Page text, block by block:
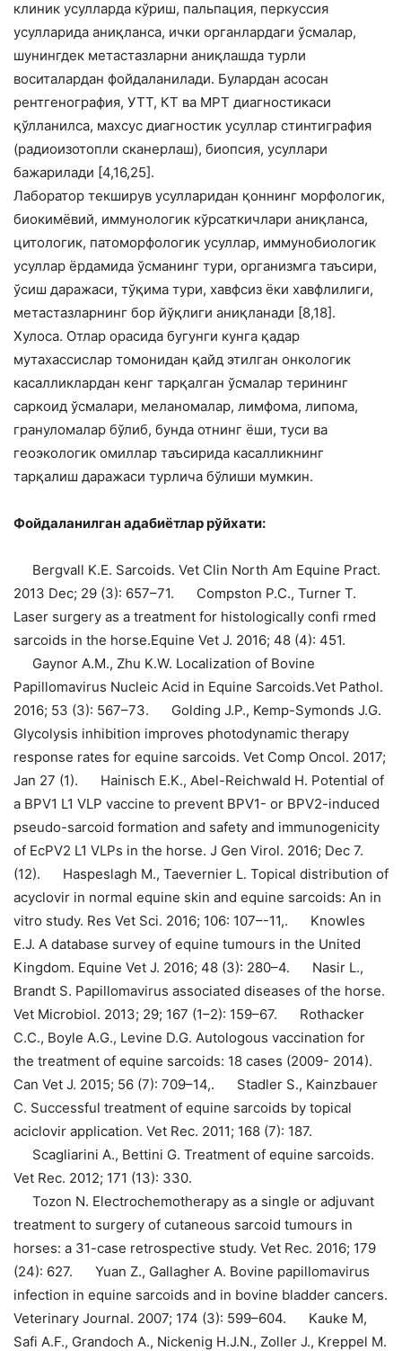
клиник усулларда кўриш, пальпация, перкуссия
усулларида аниқланса, ички органлардаги ўсмалар,
шунингдек метастазларни аниқлашда турли
воситалардан фойдаланилади. Булардан асосан
рентгенография, УТТ, КТ ва МРТ диагностикаси
қўлланилса, махсус диагностик усуллар стинтиграфия
(радиоизотопли сканерлаш), биопсия, усуллари
бажарилади [4,16,25].
Лаборатор текширув усулларидан қоннинг морфологик,
биокимёвий, иммунологик кўрсаткичлари аниқланса,
цитологик, патоморфологик усуллар, иммунобиологик
усуллар ёрдамида ўсманинг тури, организмга таъсири,
ўсиш даражаси, тўқима тури, хавфсиз ёки хавфлилиги,
метастазларнинг бор йўқлиги аниқланади [8,18].
Хулоса. Отлар орасида бугунги кунга қадар
мутахассислар томонидан қайд этилган онкологик
касалликлардан кенг тарқалган ўсмалар терининг
саркоид ўсмалари, меланомалар, лимфома, липома,
грануломалар бўлиб, бунда отнинг ёши, туси ва
геоэкологик омиллар таъсирида касалликнинг
тарқалиш даражаси турлича бўлиши мумкин.
Фойдаланилган адабиётлар рўйхати:
Bergvall K.E. Sarcoids. Vet Clin North Am Equine Pract.
2013 Dec; 29 (3): 657–71.
Compston P.C., Turner T.
Laser surgery as a treatment for histologically confi rmed
sarcoids in the horse.Equine Vet J. 2016; 48 (4): 451.
Gaynor A.M., Zhu K.W. Localization of Bovine
Papillomavirus Nucleic Acid in Equine Sarcoids.Vet Pathol.
2016; 53 (3): 567–73.
Golding J.P., Kemp-Symonds J.G.
Glycolysis inhibition improves photodynamic therapy
response rates for equine sarcoids. Vet Comp Oncol. 2017;
Jan 27 (1).
Hainisch E.K., Abel-Reichwald H. Potential of
a BPV1 L1 VLP vaccine to prevent BPV1- or BPV2-induced
pseudo-sarcoid formation and safety and immunogenicity
of EcPV2 L1 VLPs in the horse. J Gen Virol. 2016; Dec 7.
(12).
Haspeslagh M., Taevernier L. Topical distribution of
acyclovir in normal equine skin and equine sarcoids: An in
vitro study. Res Vet Sci. 2016; 106: 107–-11,.
Knowles
E.J. A database survey of equine tumours in the United
Kingdom. Equine Vet J. 2016; 48 (3): 280–4.
Nasir L.,
Brandt S. Papillomavirus associated diseases of the horse.
Vet Microbiol. 2013; 29; 167 (1–2): 159–67.
Rothacker
C.C., Boyle A.G., Levine D.G. Autologous vaccination for
the treatment of equine sarcoids: 18 cases (2009- 2014).
Can Vet J. 2015; 56 (7): 709–14,.
Stadler S., Kainzbauer
C. Successful treatment of equine sarcoids by topical
aciclovir application. Vet Rec. 2011; 168 (7): 187.
Scagliarini A., Bettini G. Treatment of equine sarcoids.
Vet Rec. 2012; 171 (13): 330.
Tozon N. Electrochemotherapy as a single or adjuvant
treatment to surgery of cutaneous sarcoid tumours in
horses: a 31-case retrospective study. Vet Rec. 2016; 179
(24): 627.
Yuan Z., Gallagher A. Bovine papillomavirus
infection in equine sarcoids and in bovine bladder cancers.
Veterinary Journal. 2007; 174 (3): 599–604.
Kauke M,
Safi A.F., Grandoch A., Nickenig H.J.N., Zoller J., Kreppel M.